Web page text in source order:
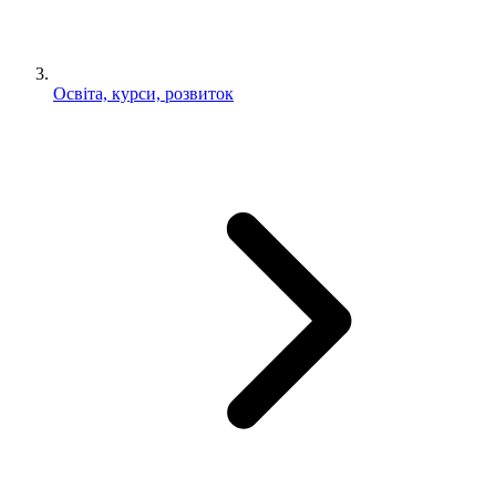
Освіта, курси, розвиток